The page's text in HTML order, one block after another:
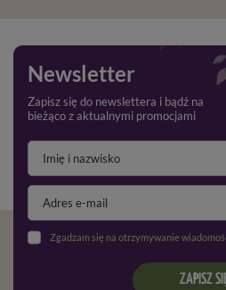
Newsletter
Zapisz się do newslettera i bądź na
bieżąco z aktualnymi promocjami
Zgadzam się na otrzymywanie wiadomości marketingowych na podany
ZAPISZ